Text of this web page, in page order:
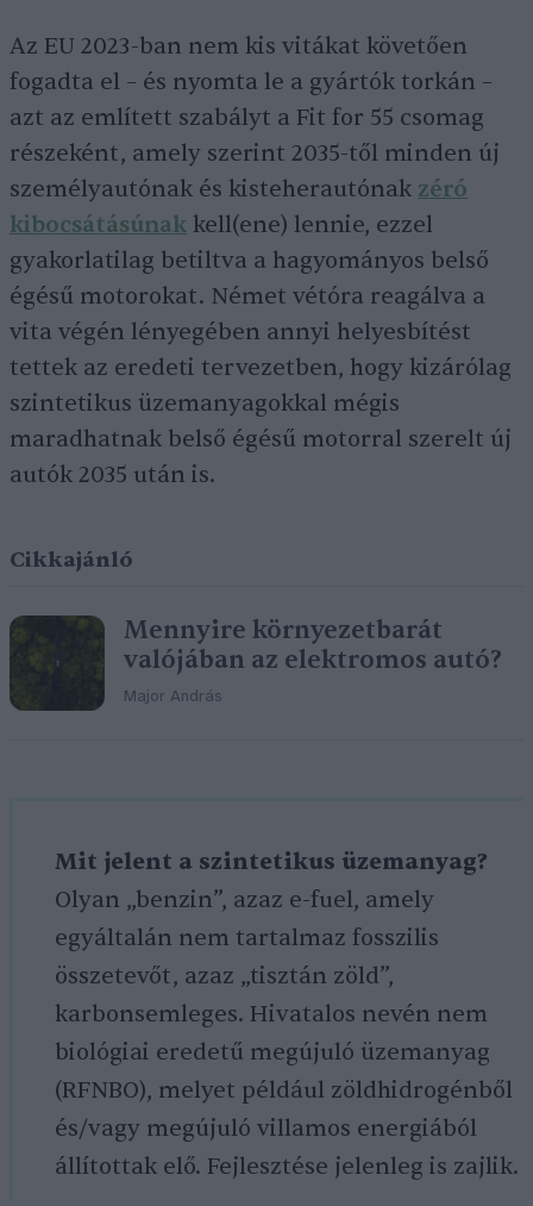
Az EU 2023-ban nem kis vitákat követően
fogadta el – és nyomta le a gyártók torkán –
azt az említett szabályt a Fit for 55 csomag
részeként, amely szerint 2035-től minden új
személyautónak és kisteherautónak zéró
kibocsátásúnak kell(ene) lennie, ezzel
gyakorlatilag betiltva a hagyományos belső
égésű motorokat. Német vétóra reagálva a
vita végén lényegében annyi helyesbítést
tettek az eredeti tervezetben, hogy kizárólag
szintetikus üzemanyagokkal mégis
maradhatnak belső égésű motorral szerelt új
autók 2035 után is.
Cikkajánló
Mennyire környezetbarát
valójában az elektromos autó?
Major András
Mit jelent a szintetikus üzemanyag?
Olyan „benzin”, azaz e-fuel, amely
egyáltalán nem tartalmaz fosszilis
összetevőt, azaz „tisztán zöld”,
karbonsemleges. Hivatalos nevén nem
biológiai eredetű megújuló üzemanyag
(RFNBO), melyet például zöldhidrogénből
és/vagy megújuló villamos energiából
állítottak elő. Fejlesztése jelenleg is zajlik.